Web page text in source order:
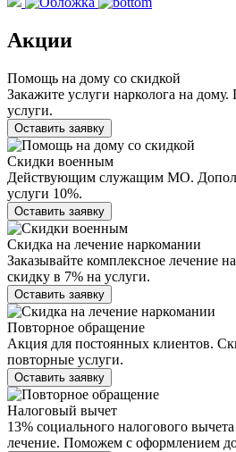
Акции
Помощь на дому со скидкой
Закажите услуги нарколога на
услуги.
Оставить заявку
Скидки военным
Действующим служащим МО.
услуги 10%.
Оставить заявку
Скидка на лечение наркомании
Заказывайте комплексное лечение
скидку в 7% на услуги.
Оставить заявку
Повторное обращение
Акция для постоянных клиентов.
повторные услуги.
Оставить заявку
Налоговый вычет
13% социального налогового
лечение. Поможем с оформлением